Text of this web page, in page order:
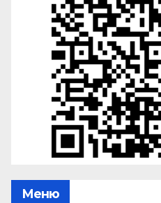
Меню